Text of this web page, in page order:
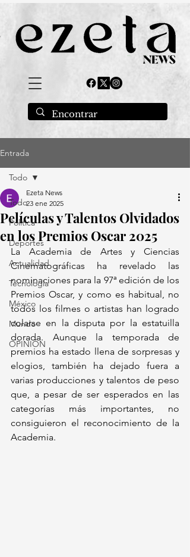
Entrada
Todo
Política
Deportes
Actualidad
Tecnología
México
Mundo
OPINIÓN
Todo
Películas y Talentos Olvidados
en los Premios Oscar 2025
Ezeta News
23 ene 2025
La Academia de Artes y Ciencias
Cinematográficas ha revelado las
nominaciones para la 97ª edición de los
Premios Oscar, y como es habitual, no
todos los filmes o artistas han logrado
colarse en la disputa por la estatuilla
dorada. Aunque la temporada de
premios ha estado llena de sorpresas y
elogios, también ha dejado fuera a
varias producciones y talentos de peso
que, a pesar de ser esperados en las
categorías más importantes, no
consiguieron el reconocimiento de la
Academia.